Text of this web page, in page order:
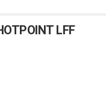
LFF